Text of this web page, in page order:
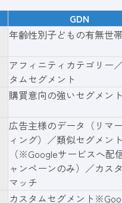
GDN
年齢性別子どもの有無世
アフィニティカテゴリー
タムセグメント
購買意向の強いセグメン
広告主様のデータ（リマ
ィング）／類似セグメン
（※Googleサービスへ配
ャンペーンのみ）／カス
マッチ
カスタムセグメント